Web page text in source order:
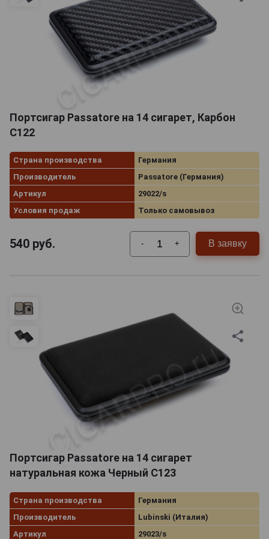
Портсигар Passatore на 14 сигарет, Карбон
C122
Страна производства
Германия
Производитель
Passatore (Германия)
Артикул
29022/s
Условия продаж
Только самовывоз
540 руб. - + В заявку
Портсигар Passatore на 14 сигарет
натуральная кожа Черный C123
Страна производства
Германия
Производитель
Lubinski (Италия)
Артикул
29023/s